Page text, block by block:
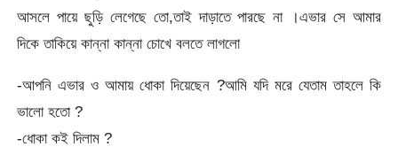
আসলে পায়ে ছুড়ি লেগেছে তো,তাই দাড়াতে পারছে না ।এভার সে আমার
দিকে তাকিয়ে কান্না কান্না চোখে বলতে লাগলো
-আপনি এভার ও আমায় ধোকা দিয়েছেন ?আমি যদি মরে যেতাম তাহলে কি
ভালো হতো ?
-ধোকা কই দিলাম ?